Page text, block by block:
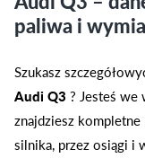
paliwa i
Szukasz
Audi Q3 ? Jesteś we
znajdziesz
silnika, przez osiągi i